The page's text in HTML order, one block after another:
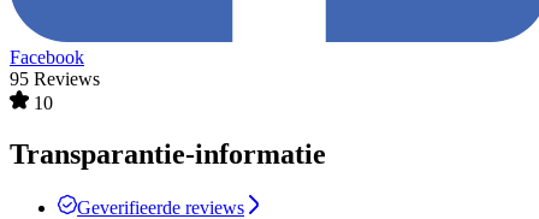
Facebook
95 Reviews
10
Transparantie-informatie
Geverifieerde reviews